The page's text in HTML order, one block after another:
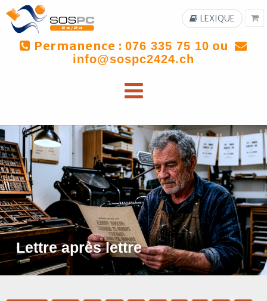
Permanence : 076 335 75 10 ou
info@sospc2424.ch
LEXIQUE
Lettre après lettre